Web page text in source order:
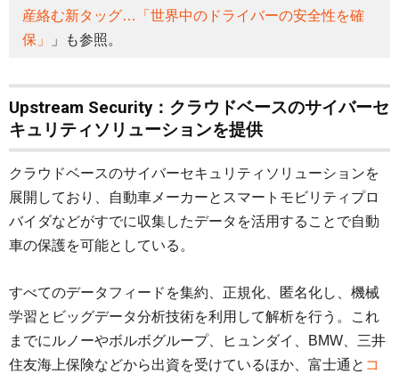
産絡む新タッグ…「世界中のドライバーの安全性を確
保」
」も参照。
Upstream Security：クラウドベースのサイバーセ
キュリティソリューションを提供
クラウドベースのサイバーセキュリティソリューションを
展開しており、自動車メーカーとスマートモビリティプロ
バイダなどがすでに収集したデータを活用することで自動
車の保護を可能としている。
すべてのデータフィードを集約、正規化、匿名化し、機械
学習とビッグデータ分析技術を利用して解析を行う。これ
までにルノーやボルボグループ、ヒュンダイ、BMW、三井
住友海上保険などから出資を受けているほか、富士通と コ